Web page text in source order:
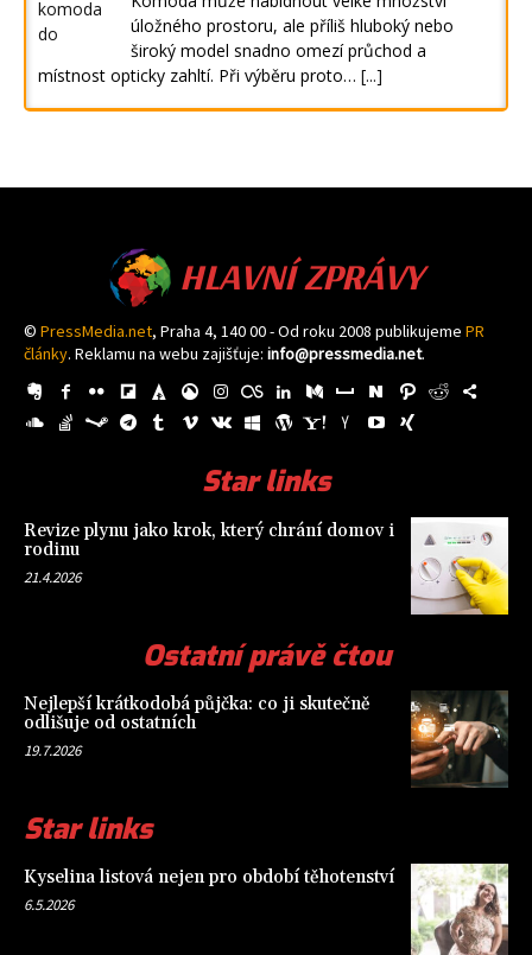
úložného prostoru, ale příliš hluboký nebo
široký model snadno omezí průchod a
místnost opticky zahltí. Při výběru proto… [...]
HLAVNÍ ZPRÁVY
© PressMedia.net, Praha 4, 140 00 - Od roku 2008 publikujeme PR
články. Reklamu na webu zajišťuje: info@pressmedia.net.
Star links
Revize plynu jako krok, který chrání domov i
rodinu
21.4.2026
Ostatní právě čtou
Nejlepší krátkodobá půjčka: co ji skutečně
odlišuje od ostatních
19.7.2026
Star links
Kyselina listová nejen pro období těhotenství
6.5.2026